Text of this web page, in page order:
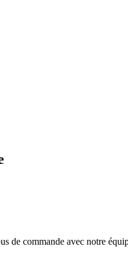
de commande avec notre